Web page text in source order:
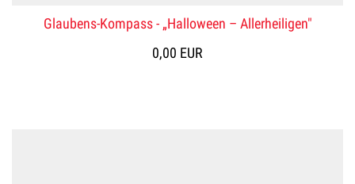
Glaubens-Kompass - „Halloween – Allerheiligen"
0,00 EUR